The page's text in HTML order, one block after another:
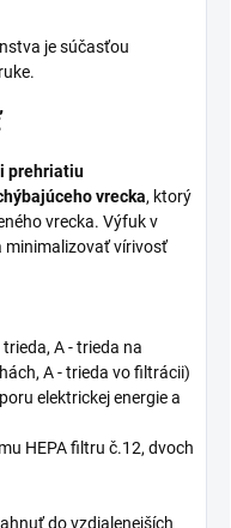
je súčasťou
prehriatiu
vrecka, ktorý
vrecka. Výfuk v
minimalizovať vírivosť
A - trieda na
A - trieda vo filtrácii)
elektrickej energie a
HEPA filtru č.12, dvoch
do vzdialenejších